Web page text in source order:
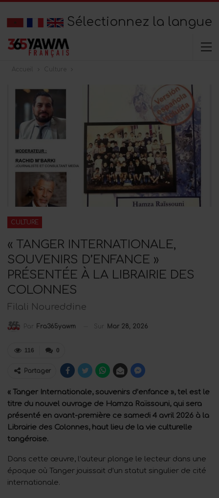
Sélectionnez la langue
Accueil Culture
CULTURE
« TANGER INTERNATIONALE,
SOUVENIRS D’ENFANCE »
PRÉSENTÉE À LA LIBRAIRIE DES
COLONNES
Filali Noureddine
Par Fra365yawm Sur Mar 28, 2026
0
116
Partager
« Tanger Internationale, souvenirs d’enfance », tel est le
titre du nouvel ouvrage de Hamza Raïssouni, qui sera
présenté en avant-première ce samedi 4 avril 2026 à la
Librairie des Colonnes, haut lieu de la vie culturelle
tangéroise.
Dans cette œuvre, l’auteur plonge le lecteur dans une
époque où Tanger jouissait d’un statut singulier de cité
internationale.